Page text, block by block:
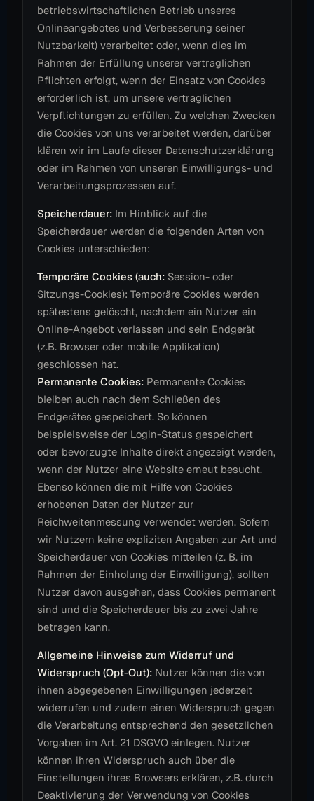
betriebswirtschaftlichen Betrieb unseres
Onlineangebotes und Verbesserung seiner
Nutzbarkeit) verarbeitet oder, wenn dies im
Rahmen der Erfüllung unserer vertraglichen
Pflichten erfolgt, wenn der Einsatz von Cookies
erforderlich ist, um unsere vertraglichen
Verpflichtungen zu erfüllen. Zu welchen Zwecken
die Cookies von uns verarbeitet werden, darüber
klären wir im Laufe dieser Datenschutzerklärung
oder im Rahmen von unseren Einwilligungs- und
Verarbeitungsprozessen auf.
Speicherdauer: Im Hinblick auf die
Speicherdauer werden die folgenden Arten von
Cookies unterschieden:
Temporäre Cookies (auch: Session- oder
Sitzungs-Cookies): Temporäre Cookies werden
spätestens gelöscht, nachdem ein Nutzer ein
Online-Angebot verlassen und sein Endgerät
(z.B. Browser oder mobile Applikation)
geschlossen hat.
Permanente Cookies: Permanente Cookies
bleiben auch nach dem Schließen des
Endgerätes gespeichert. So können
beispielsweise der Login-Status gespeichert
oder bevorzugte Inhalte direkt angezeigt werden,
wenn der Nutzer eine Website erneut besucht.
Ebenso können die mit Hilfe von Cookies
erhobenen Daten der Nutzer zur
Reichweitenmessung verwendet werden. Sofern
wir Nutzern keine expliziten Angaben zur Art und
Speicherdauer von Cookies mitteilen (z. B. im
Rahmen der Einholung der Einwilligung), sollten
Nutzer davon ausgehen, dass Cookies permanent
sind und die Speicherdauer bis zu zwei Jahre
betragen kann.
Allgemeine Hinweise zum Widerruf und
Widerspruch (Opt-Out): Nutzer können die von
ihnen abgegebenen Einwilligungen jederzeit
widerrufen und zudem einen Widerspruch gegen
die Verarbeitung entsprechend den gesetzlichen
Vorgaben im Art. 21 DSGVO einlegen. Nutzer
können ihren Widerspruch auch über die
Einstellungen ihres Browsers erklären, z.B. durch
Deaktivierung der Verwendung von Cookies